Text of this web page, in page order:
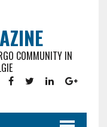
COMMUNITY IN